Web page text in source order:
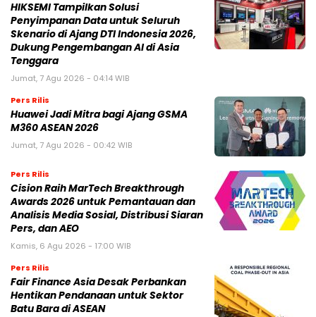
HIKSEMI Tampilkan Solusi
Penyimpanan Data untuk Seluruh
Skenario di Ajang DTI Indonesia 2026,
Dukung Pengembangan AI di Asia
Tenggara
Jumat, 7 Agu 2026 - 04:14 WIB
Pers Rilis
Huawei Jadi Mitra bagi Ajang GSMA
M360 ASEAN 2026
Jumat, 7 Agu 2026 - 00:42 WIB
Pers Rilis
Cision Raih MarTech Breakthrough
Awards 2026 untuk Pemantauan dan
Analisis Media Sosial, Distribusi Siaran
Pers, dan AEO
Kamis, 6 Agu 2026 - 17:00 WIB
Pers Rilis
Fair Finance Asia Desak Perbankan
Hentikan Pendanaan untuk Sektor
Batu Bara di ASEAN